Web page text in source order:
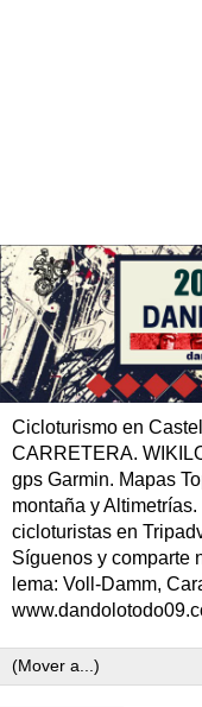
Cicloturismo en
CARRETERA.
gps Garmin. Mapas
montaña y
cicloturistas en
Síguenos y comparte
lema: Voll-Damm,